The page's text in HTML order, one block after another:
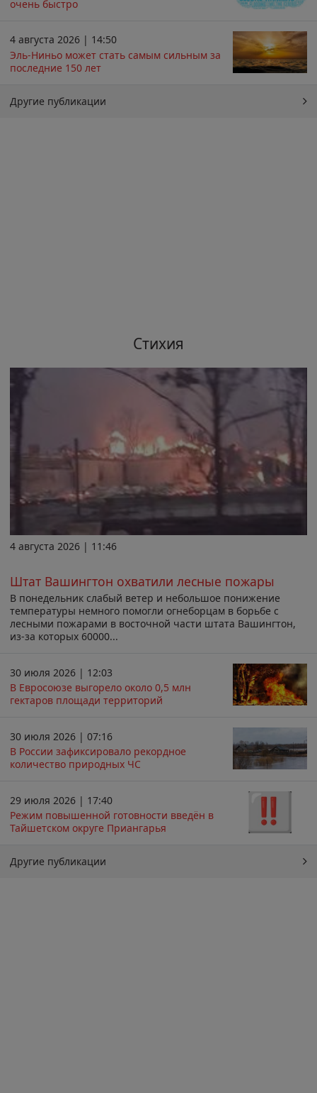
очень быстро
4 августа 2026 | 14:50
Эль-Ниньо может стать самым сильным за
последние 150 лет
Другие публикации
Стихия
4 августа 2026 | 11:46
Штат Вашингтон охватили лесные пожары
В понедельник слабый ветер и небольшое понижение
температуры немного помогли огнеборцам в борьбе с
лесными пожарами в восточной части штата Вашингтон,
из-за которых 60000...
30 июля 2026 | 12:03
В Евросоюзе выгорело около 0,5 млн
гектаров площади территорий
30 июля 2026 | 07:16
В России зафиксировало рекордное
количество природных ЧС
29 июля 2026 | 17:40
Режим повышенной готовности введён в
Тайшетском округе Приангарья
Другие публикации